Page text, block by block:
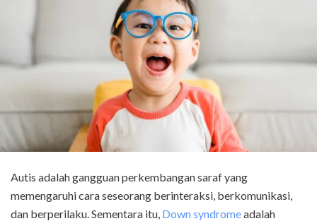
Autis adalah gangguan perkembangan saraf yang
memengaruhi cara seseorang berinteraksi, berkomunikasi,
dan berperilaku. Sementara itu, Down syndromeadalah